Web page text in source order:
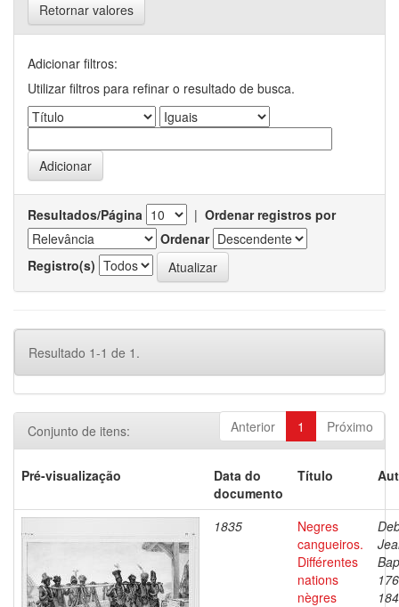
Retornar valores
Adicionar filtros:
Utilizar filtros para refinar o resultado de busca.
Resultados/Página | Ordenar registros por
Ordenar
Registro(s)
Resultado 1-1 de 1.
Anterior 1 Próximo
Conjunto de itens:
Pré-visualização
Data do
documento
Título
1835
Negres
cangueiros.
Différentes
nations
nègres